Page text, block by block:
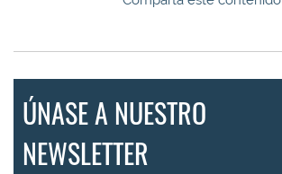
ÚNASE A NUESTRO
NEWSLETTER